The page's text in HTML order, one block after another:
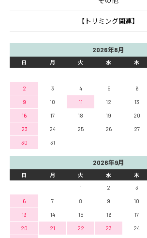
【トリミング関連】
2026年8月
日 月 火 水 木
2 3 4 5 6
9 10 11 12 13
16 17 18 19 20
23 24 25 26 27
30 31
2026年9月
日 月 火 水 木
1
2 3
6 7 8 9 10
13 14 15 16 17
20 21 22 23 24